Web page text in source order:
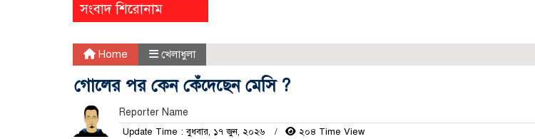
সংবাদ শিরোনাম
Home খেলাধুলা
গোলের পর কেন কেঁদেছেন মেসি ?
Reporter Name
Update Time : বুধবার, ১৭ জুন, ২০২৬ ২০৪ Time View